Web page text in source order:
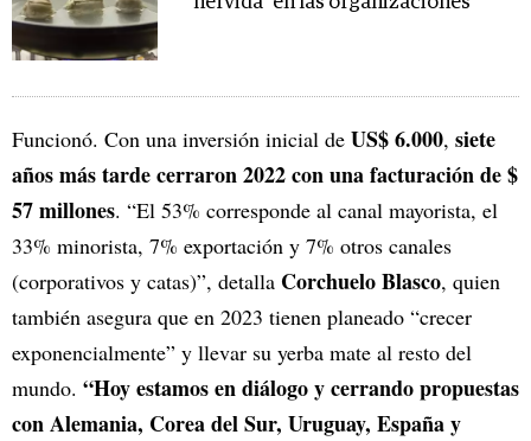
Funcionó. Con una inversión inicial de US$ 6.000, siete
años más tarde cerraron 2022 con una facturación de $
57 millones. “El 53% corresponde al canal mayorista, el
33% minorista, 7% exportación y 7% otros canales
(corporativos y catas)”, detalla Corchuelo Blasco, quien
también asegura que en 2023 tienen planeado “crecer
exponencialmente” y llevar su yerba mate al resto del
mundo. “Hoy estamos en diálogo y cerrando propuestas
con Alemania, Corea del Sur, Uruguay, España y